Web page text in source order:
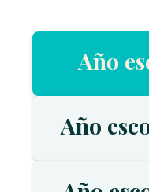
Año
Año